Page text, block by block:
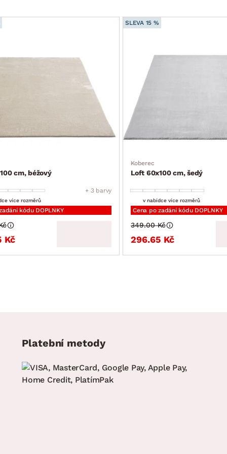
cm, béžový
+ 3 barvy
více rozměrů
kódu DOPLNKY
Kč
SLEVA 15 %
Koberec
Loft 60x100 cm, šedý
v nabídce více rozměrů
Cena po zadání kódu DOPLNKY
296.65 Kč
349.00 Kč
Platební metody